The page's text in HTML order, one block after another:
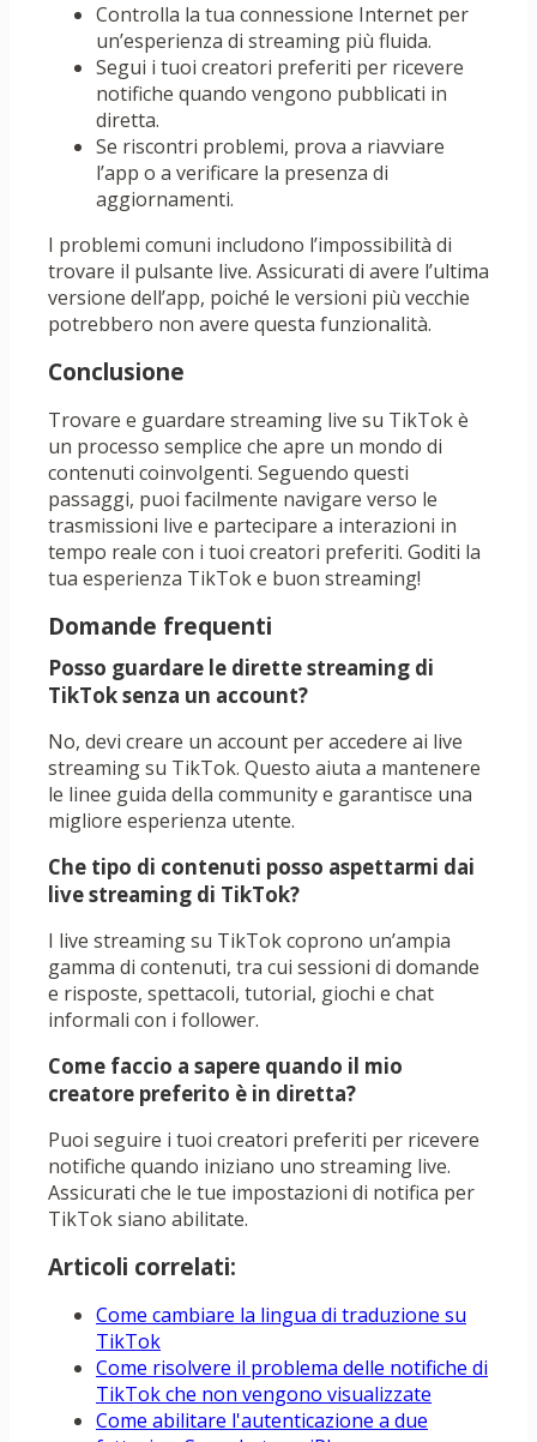
Controlla la tua connessione Internet per
un’esperienza di streaming più fluida.
Segui i tuoi creatori preferiti per ricevere
notifiche quando vengono pubblicati in
diretta.
Se riscontri problemi, prova a riavviare
l’app o a verificare la presenza di
aggiornamenti.
I problemi comuni includono l’impossibilità di
trovare il pulsante live. Assicurati di avere l’ultima
versione dell’app, poiché le versioni più vecchie
potrebbero non avere questa funzionalità.
Conclusione
Trovare e guardare streaming live su TikTok è
un processo semplice che apre un mondo di
contenuti coinvolgenti. Seguendo questi
passaggi, puoi facilmente navigare verso le
trasmissioni live e partecipare a interazioni in
tempo reale con i tuoi creatori preferiti. Goditi la
tua esperienza TikTok e buon streaming!
Domande frequenti
Posso guardare le dirette streaming di
TikTok senza un account?
No, devi creare un account per accedere ai live
streaming su TikTok. Questo aiuta a mantenere
le linee guida della community e garantisce una
migliore esperienza utente.
Che tipo di contenuti posso aspettarmi dai
live streaming di TikTok?
I live streaming su TikTok coprono un’ampia
gamma di contenuti, tra cui sessioni di domande
e risposte, spettacoli, tutorial, giochi e chat
informali con i follower.
Come faccio a sapere quando il mio
creatore preferito è in diretta?
Puoi seguire i tuoi creatori preferiti per ricevere
notifiche quando iniziano uno streaming live.
Assicurati che le tue impostazioni di notifica per
TikTok siano abilitate.
Articoli correlati:
Come cambiare la lingua di traduzione su
TikTok
Come risolvere il problema delle notifiche di
TikTok che non vengono visualizzate
Come abilitare l'autenticazione a due